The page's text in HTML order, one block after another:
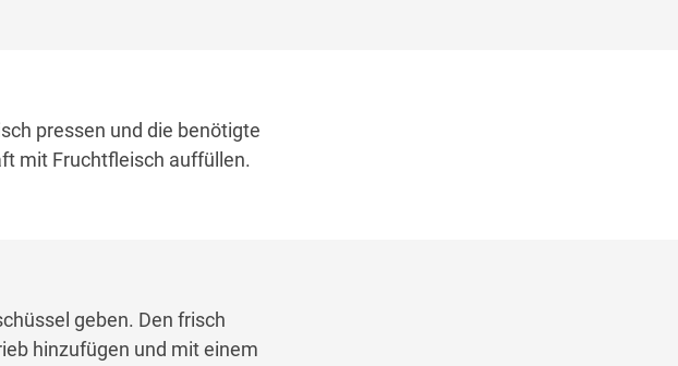
pressen und die benötigte
mit Fruchtfleisch auffüllen.
geben. Den frisch
hinzufügen und mit einem